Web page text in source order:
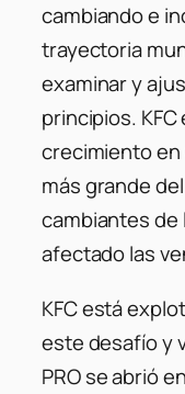
cambiando e
trayectoria
examinar y
principios.
crecimiento en
más grande
cambiantes de
afectado las
KFC está
este desafío y
PRO se abrió